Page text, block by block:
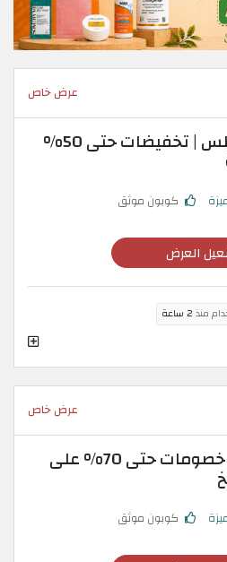
عرض خاص
كوبون امازون أغسطس | تخفيضات حتى 50%
كوبون موثق
العرض
منذ 2 ساعة
عرض خاص
كوبون خصم امازون: خصومات حتى 70% على
كوبون موثق